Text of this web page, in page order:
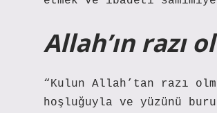
Allah’ın razı
“Kulun Allah’tan razı
hoşluğuyla ve yüzünü